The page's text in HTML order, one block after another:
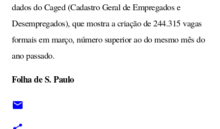
dados do Caged (Cadastro Geral de Empregados e
Desempregados), que mostra a criação de 244.315 vagas
formais em março, número superior ao do mesmo mês do
ano passado.
Folha de S. Paulo